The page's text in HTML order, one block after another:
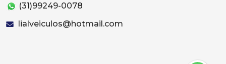
(31)99249-0078
lialveiculos@hotmail.com